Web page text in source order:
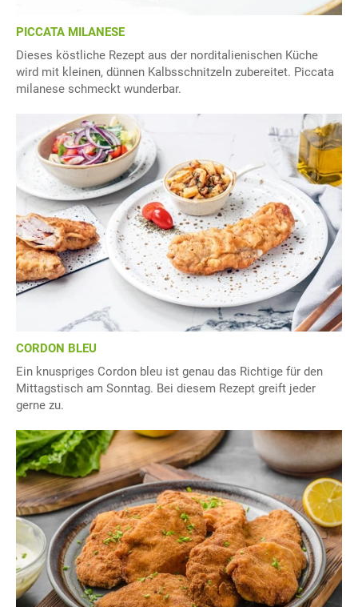
PICCATA MILANESE
Dieses köstliche Rezept aus der norditalienischen Küche
wird mit kleinen, dünnen Kalbsschnitzeln zubereitet. Piccata
milanese schmeckt wunderbar.
CORDON BLEU
Ein knuspriges Cordon bleu ist genau das Richtige für den
Mittagstisch am Sonntag. Bei diesem Rezept greift jeder
gerne zu.